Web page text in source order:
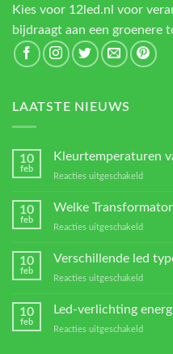
Kies voor 12led.nl voor
bijdraagt aan een groenere
LAATSTE NIEUWS
10
feb
Kleurtemperaturen
Reacties uitgeschakeld
van
10
feb
Welke
Reacties uitgeschakeld
10
feb
Verschillende led
Reacties uitgeschakeld
led
10
feb
Led-verlichting
Reacties uitgeschakeld